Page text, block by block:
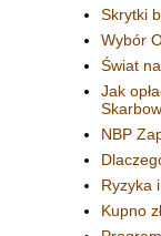
Skrytki
Wybór
Świat
Jak
NBP
Ryzyka
Kupno